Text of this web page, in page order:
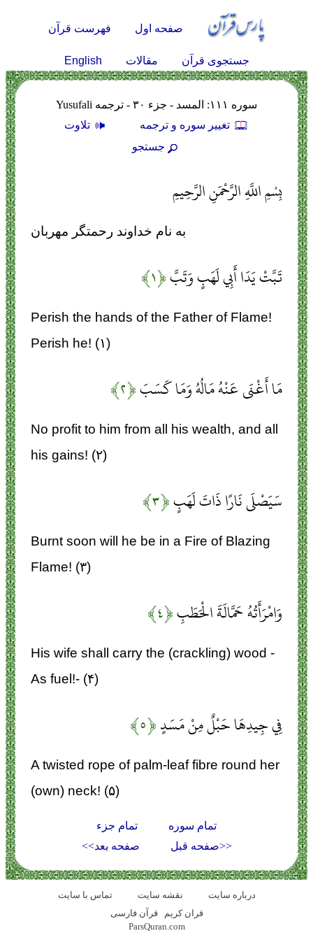
صفحه اول فهرست قرآن
جستجوی قرآن مقالات English
سوره ۱۱۱: المسد - جزء ۳۰ - ترجمه Yusufali
تغيير سوره و ترجمه
تلاوت
جستجو
بِسْمِ اللَّهِ الرَّحْمَنِ الرَّحِيمِ
به نام خداوند رحمتگر مهربان
تَبَّتْ يَدَا أَبِي لَهَبٍ وَتَبَّ﴿۱﴾
Perish the hands of the Father of Flame!
Perish he! (۱)
مَا أَغْنَى عَنْهُ مَالُهُ وَمَا كَسَبَ﴿۲﴾
No profit to him from all his wealth, and all
his gains! (۲)
سَيَصْلَى نَارًا ذَاتَ لَهَبٍ﴿۳﴾
Burnt soon will he be in a Fire of Blazing
Flame! (۳)
وَامْرَأَتُهُ حَمَّالَةَ الْحَطَبِ﴿۴﴾
His wife shall carry the (crackling) wood -
As fuel!- (۴)
فِي جِيدِهَا حَبْلٌ مِنْ مَسَدٍ﴿۵﴾
A twisted rope of palm-leaf fibre round her
(own) neck! (۵)
تمام سوره
تمام جزء
<<صفحه قبل
صفحه بعد>>
تماس با سایت نقشه سايت
درباره سایت
قران کریم
قرآن فارسی
ParsQuran.com